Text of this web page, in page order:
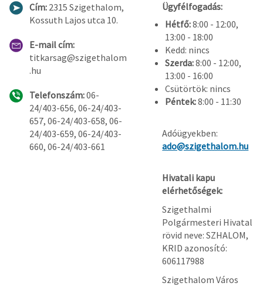
Cím: 2315 Szigethalom,
Kossuth Lajos utca 10.
E-mail cím:
titkarsag@szigethalom
.hu
Telefonszám:06-
24/403-656, 06-24/403-
657, 06-24/403-658, 06-
24/403-659, 06-24/403-
660, 06-24/403-661
Ügyfélfogadás:
Hétfő:8:00 - 12:00,
13:00 - 18:00
Kedd: nincs
Szerda:8:00 - 12:00,
13:00 - 16:00
Csütörtök: nincs
Péntek:8:00 - 11:30
Adóügyekben:
ado@szigethalom.hu
Hivatali kapu
elérhetőségek:
Szigethalmi
Polgármesteri Hivatal
rövid neve: SZHALOM,
KRID azonosító:
606117988
Szigethalom Város